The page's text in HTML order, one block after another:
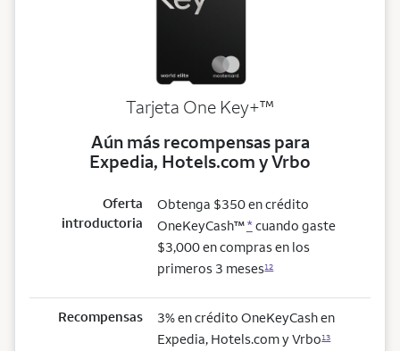
Tarjeta One Key+trademark
™
Aún más recompensas para
Expedia, Hotels.com y Vrbo
Oferta
introductoria
Obtenga $350 en crédito
OneKeyCash™* cuando gaste
$3,000 en compras en los
primeros 3 meses12
Recompensas
3% en crédito OneKeyCash en
Expedia, Hotels.com y Vrbo13